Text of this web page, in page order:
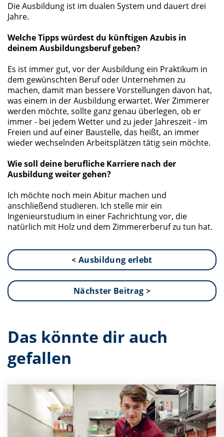
Die Ausbildung ist im dualen System und dauert drei
Jahre.
Welche Tipps würdest du künftigen Azubis in
deinem Ausbildungsberuf geben?
Es ist immer gut, vor der Ausbildung ein Praktikum in
dem gewünschten Beruf oder Unternehmen zu
machen, damit man bessere Vorstellungen davon hat,
was einem in der Ausbildung erwartet. Wer Zimmerer
werden möchte, sollte ganz genau überlegen, ob er
immer - bei jedem Wetter und zu jeder Jahreszeit - im
Freien und auf einer Baustelle, das heißt, an immer
wieder wechselnden Arbeitsplätzen tätig sein möchte.
Wie soll deine berufliche Karriere nach der
Ausbildung weiter gehen?
Ich möchte noch mein Abitur machen und
anschließend studieren. Ich stelle mir ein
Ingenieurstudium in einer Fachrichtung vor, die
natürlich mit Holz und dem Zimmererberuf zu tun hat.
< Ausbildung erlebt
Nächster Beitrag >
Das könnte dir auch
gefallen